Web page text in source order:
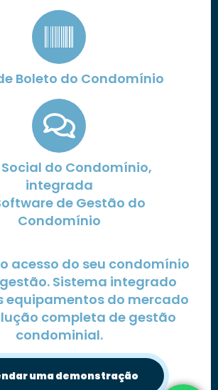
Boleto do Condomínio
Social do Condomínio,
integrada
de Gestão do
Condomínio
acesso do seu condomínio
Sistema integrado
equipamentos do mercado
completa de gestão
condominial.
uma demonstração